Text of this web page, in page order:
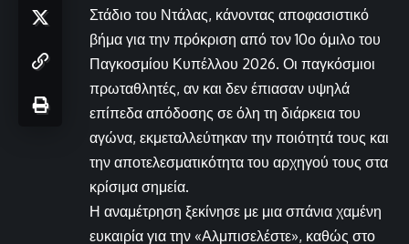
Στάδιο του Ντάλας, κάνοντας αποφασιστικό
βήμα για την πρόκριση από τον 10ο όμιλο του
Παγκοσμίου Κυπέλλου 2026. Οι παγκόσμιοι
πρωταθλητές, αν και δεν έπιασαν υψηλά
επίπεδα απόδοσης σε όλη τη διάρκεια του
αγώνα, εκμεταλλεύτηκαν την ποιότητά τους και
την αποτελεσματικότητα του αρχηγού τους στα
κρίσιμα σημεία.
Η αναμέτρηση ξεκίνησε με μια σπάνια χαμένη
ευκαιρία για την «Αλμπισελέστε», καθώς στο